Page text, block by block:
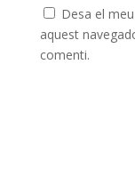
Desa el
aquest
comenti.